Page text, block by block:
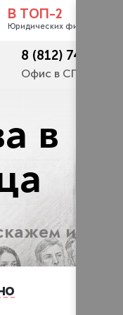
В ТОП-2
Юридических фирм РФ
8 (812) 748-23-62
Офис в СПб
в
их вам